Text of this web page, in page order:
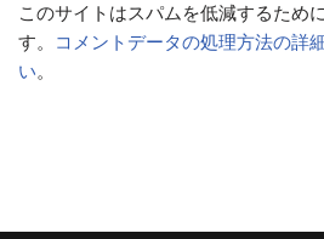
このサイトはスパムを低減するため
す。
コメントデータの処理方法の詳
い。